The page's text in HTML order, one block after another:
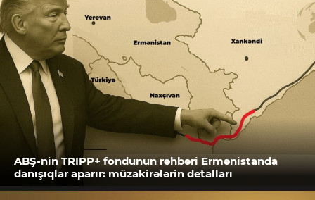
ABŞ-nin TRIPP+ fondunun rəhbəri Ermənistanda
danışıqlar aparır: müzakirələrin detalları